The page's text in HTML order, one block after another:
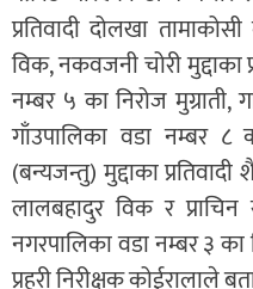
प्रतिवादी दोलखा
विक, नकवजनी चोरी मुद्दाका
नम्बर ५ का निरोज मुग्राती,
गाँउपालिका वडा नम्बर ८
(बन्यजन्तु) मुद्दाका
लालबहादुर विक र प्राचिन
नगरपालिका वडा नम्बर ३ का
प्रहरी निरीक्षक कोईरालाले